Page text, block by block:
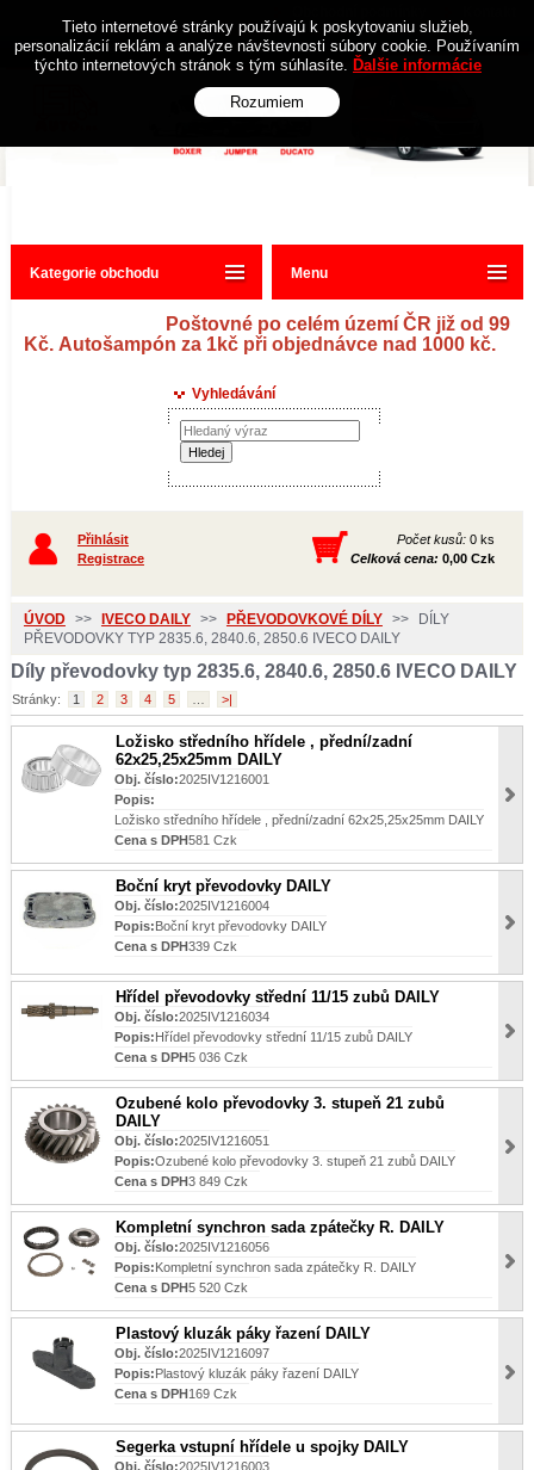
Poštovné po celém území ČR již od 99
Kč. Autošampón za 1kč při objednávce nad 1000 kč.
Kategorie obchodu
Vyhledávání
Přihlásit
Registrace
Počet kusů: 0 ks
Celková cena: 0,00 Czk
ÚVOD >> IVECO DAILY >> PŘEVODOVKOVÉ DÍLY >>
DÍLY
PŘEVODOVKY TYP 2835.6, 2840.6, 2850.6 IVECO DAILY
Díly převodovky typ 2835.6, 2840.6, 2850.6 IVECO DAILY
Stránky: 1 2 3 4 5 >|
Ložisko středního hřídele , přední/zadní
62x25,25x25mm DAILY
Obj. číslo:2025IV1216001
Popis:
Ložisko středního hřídele , přední/zadní 62x25,25x25mm DAILY
Cena s DPH581 Czk
Boční kryt převodovky DAILY
Obj. číslo:2025IV1216004
Popis:Boční kryt převodovky DAILY
Cena s DPH339 Czk
Hřídel převodovky střední 11/15 zubů DAILY
Obj. číslo:2025IV1216034
Popis: Hřídel převodovky střední 11/15 zubů DAILY
Cena s DPH5 036 Czk
Ozubené kolo převodovky 3. stupeň 21 zubů
DAILY
Obj. číslo:2025IV1216051
Popis:Ozubené kolo převodovky 3. stupeň 21 zubů DAILY
Cena s DPH3 849 Czk
Kompletní synchron sada zpátečky R. DAILY
Obj. číslo:2025IV1216056
Popis: Kompletní synchron sada zpátečky R. DAILY
Cena s DPH5 520 Czk
Plastový kluzák páky řazení DAILY
Obj. číslo:2025IV1216097
Popis: Plastový kluzák páky řazení DAILY
Cena s DPH 169 Czk
Segerka vstupní hřídele u spojky DAILY
Obj. číslo:2025IV1216003
Menu
Tieto internetové stránky používajú k poskytovaniu služieb,
personalizácií reklám a analýze návštevnosti súbory cookie. Používaním
týchto internetových stránok s tým súhlasíte. Ďalšie informácie
Rozumiem